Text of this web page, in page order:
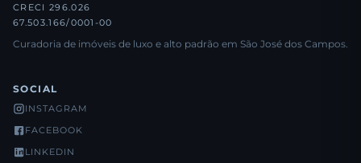
CRECI 296.026
67.503.166/0001-00
Curadoria de imóveis de luxo e alto padrão em São José dos Campos.
SOCIAL
INSTAGRAM
FACEBOOK
LINKEDIN